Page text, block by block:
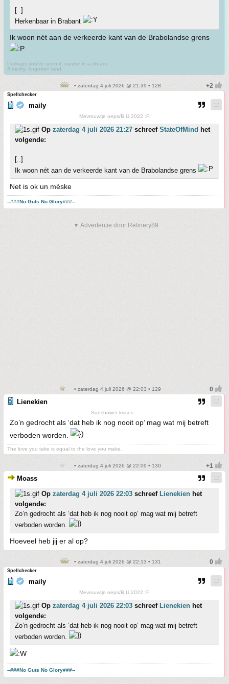
[..]
Herkenbaar in Brabant
Ik woon nét aan de verkeerde kant van de Brabolandse grens
Perhaps you've seen it, maybe in a dream.
A murky, forgotten land.
• zaterdag 4 juli 2026 @ 21:39 • 128
Spellchecker
maily
Mevrouwtje oeps/B.U.2022 :P
Op zaterdag 4 juli 2026 21:27 schreef StateOfMind het
volgende:
[..]
Ik woon nét aan de verkeerde kant van de Brabolandse grens
Net is ok un mèske
--###No Guts No Glory###--
▼ Advertentie door Refinery89
• zaterdag 4 juli 2026 @ 22:03 • 129
Lienekien
Sunshower kisses...
Zo’n gedrocht als ‘dat heb ik nog nooit op’ mag wat mij betreft
verboden worden.
The love you take is equal to the love you make.
• zaterdag 4 juli 2026 @ 22:09 • 130
Moass
Op zaterdag 4 juli 2026 22:03 schreef Lienekien het
volgende:
Zo’n gedrocht als ‘dat heb ik nog nooit op’ mag wat mij betreft
verboden worden.
Hoeveel heb jij er al op?
• zaterdag 4 juli 2026 @ 22:13 • 131
Spellchecker
maily
Mevrouwtje oeps/B.U.2022 :P
Op zaterdag 4 juli 2026 22:03 schreef Lienekien het
volgende:
Zo’n gedrocht als ‘dat heb ik nog nooit op’ mag wat mij betreft
verboden worden.
--###No Guts No Glory###--